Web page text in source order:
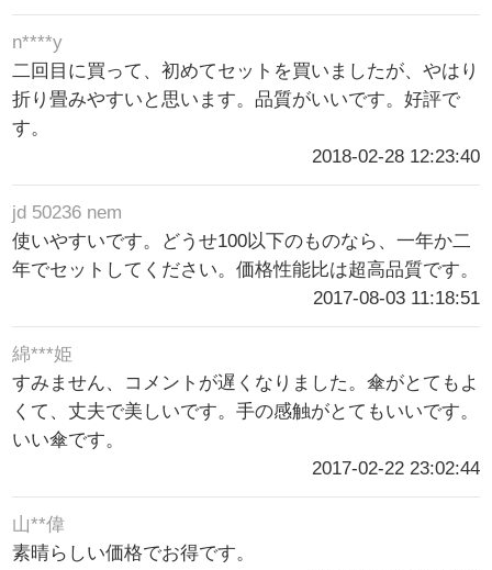
n****y
二回目に買って、初めてセットを買いましたが、やはり
折り畳みやすいと思います。品質がいいです。好評で
す。
2018-02-28 12:23:40
jd 50236 nem
使いやすいです。どうせ100以下のものなら、一年か二
年でセットしてください。価格性能比は超高品質です。
2017-08-03 11:18:51
綿***姫
すみません、コメントが遅くなりました。傘がとてもよ
くて、丈夫で美しいです。手の感触がとてもいいです。
いい傘です。
2017-02-22 23:02:44
山**偉
素晴らしい価格でお得です。